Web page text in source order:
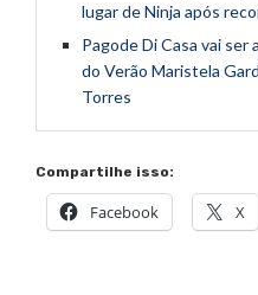
lugar de Ninja após
Pagode Di Casa vai ser
do Verão Maristela
Torres
Compartilhe isso:
Facebook X